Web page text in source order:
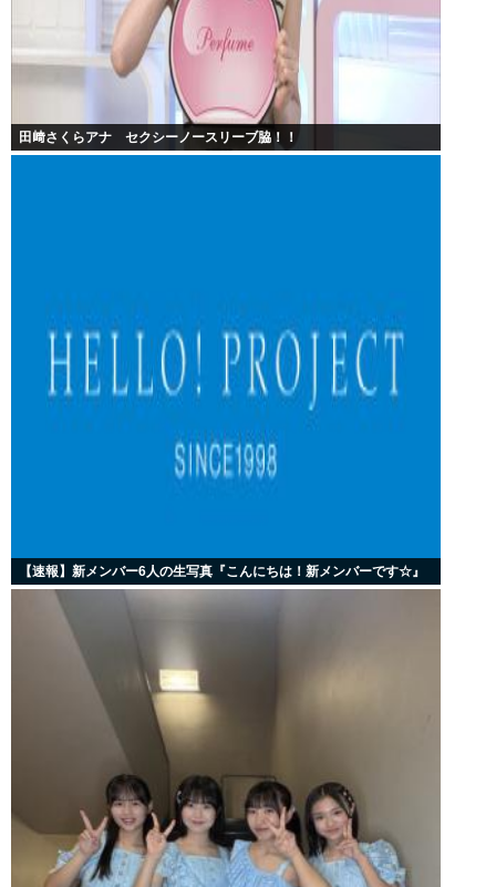
田﨑さくらアナ セクシーノースリーブ脇！！
【速報】新メンバー6人の生写真『こんにちは！新メンバーです☆』